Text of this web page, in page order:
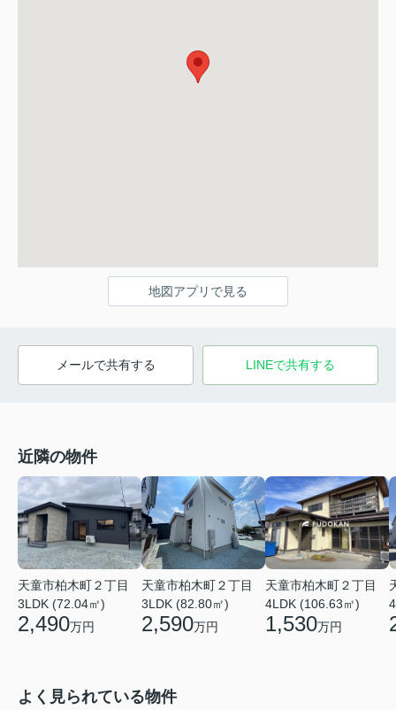
地図アプリで見る
メールで共有する LINEで共有する
近隣の物件
天童市柏木町２丁目
3LDK (72.04㎡)
2,490万円
天童市柏木町２丁目
3LDK (82.80㎡)
2,590万円
天童市柏木町２丁目
4LDK (106.63㎡)
1,530万円
よく見られている物件